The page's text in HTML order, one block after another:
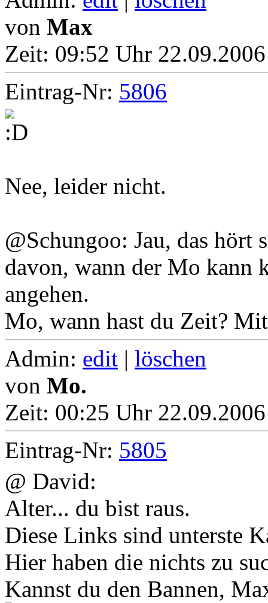
von Max
Zeit: 09:52 Uhr
Eintrag-Nr: 5806
Nee, leider nicht.
@Schungoo: Jau, das hört
davon, wann der Mo kann
angehen.
Mo, wann hast du Zeit?
Admin: edit | löschen
von Mo.
Zeit: 00:25 Uhr
Eintrag-Nr: 5805
@ David:
Alter... du bist raus.
Diese Links sind unterste
Hier haben die nichts zu
Kannst du den Bannen,